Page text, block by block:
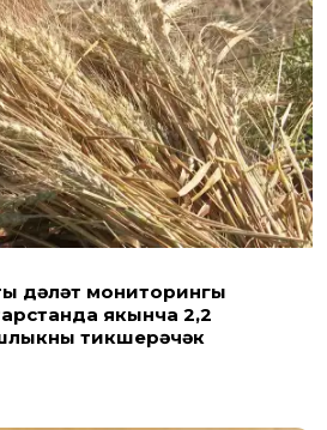
дәүләт мониторингы
якынча 2,2
тикшерәчәк